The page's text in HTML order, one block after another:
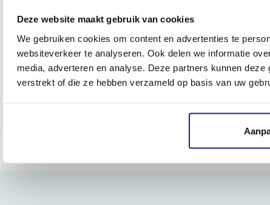
Deze website maakt gebruik van cookies
We gebruiken cookies om content en advertenties te
websiteverkeer te analyseren. Ook delen we informatie
media, adverteren en analyse. Deze partners kunnen
verstrekt of die ze hebben verzameld op basis van uw
DYNAMIC Duro aangenaam en veilig.
veiligheidshandschoenen gemakkelijk en
Extra informatie: